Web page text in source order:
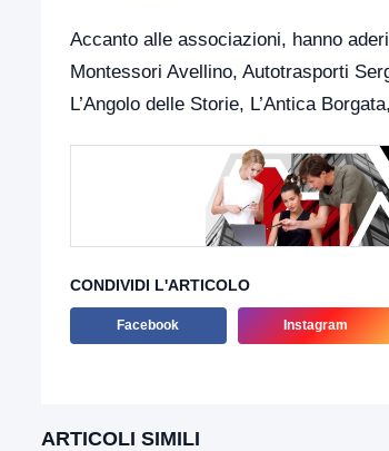
Accanto alle associazioni, hanno
Montessori Avellino, Autotrasporti
L’Angolo delle Storie, L’Antica
CONDIVIDI L'ARTICOLO
Facebook Instagram
ARTICOLI SIMILI